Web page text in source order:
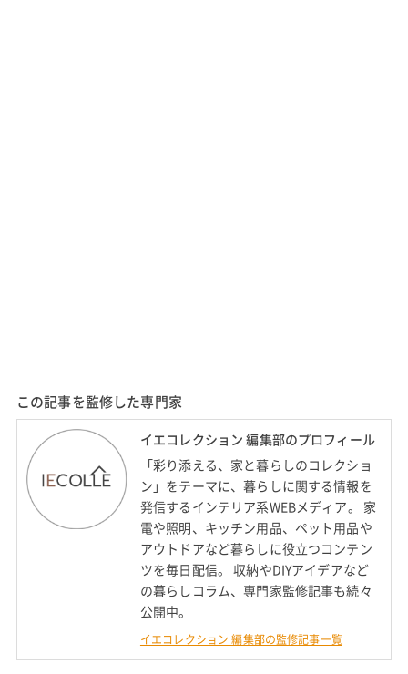
この記事を監修した専門家
イエコレクション 編集部のプロフィール
「彩り添える、家と暮らしのコレクショ
ン」をテーマに、暮らしに関する情報を
発信するインテリア系WEBメディア。 家
電や照明、キッチン用品、ペット用品や
アウトドアなど暮らしに役立つコンテン
ツを毎日配信。 収納やDIYアイデアなど
の暮らしコラム、専門家監修記事も続々
公開中。
イエコレクション 編集部の監修記事一覧